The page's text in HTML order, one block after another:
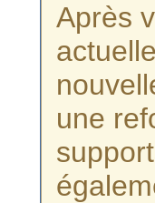
Après
une